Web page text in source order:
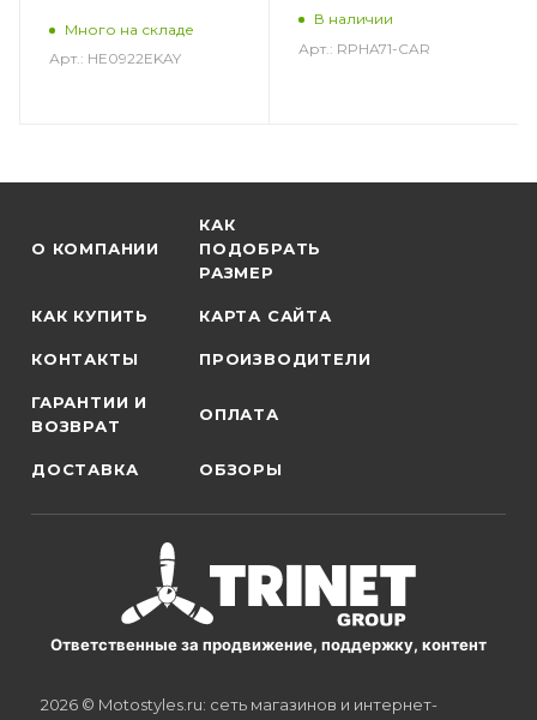
Много на складе
Арт.: HE0922EKAY
В наличии
Арт.: RPHA71-CAR
О КОМПАНИИ
КАК
ПОДОБРАТЬ
РАЗМЕР
КАК КУПИТЬ КАРТА САЙТА
КОНТАКТЫ ПРОИЗВОДИТЕЛИ
ГАРАНТИИ И
ВОЗВРАТ
ОПЛАТА
ДОСТАВКА ОБЗОРЫ
Ответственные за продвижение, поддержку, контент
2026 © Motostyles.ru: сеть магазинов и интернет-